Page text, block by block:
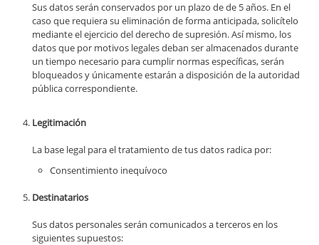
Sus datos serán conservados por un plazo de de 5 años. En el
caso que requiera su eliminación de forma anticipada, solicítelo
mediante el ejercicio del derecho de supresión. Así mismo, los
datos que por motivos legales deban ser almacenados durante
un tiempo necesario para cumplir normas específicas, serán
bloqueados y únicamente estarán a disposición de la autoridad
pública correspondiente.
Legitimación
La base legal para el tratamiento de tus datos radica por:
Consentimiento inequívoco
Destinatarios
Sus datos personales serán comunicados a terceros en los
siguientes supuestos: